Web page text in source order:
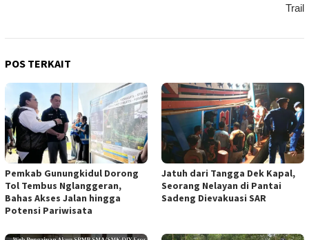
Trail
POS TERKAIT
Pemkab Gunungkidul Dorong
Tol Tembus Nglanggeran,
Bahas Akses Jalan hingga
Potensi Pariwisata
Jatuh dari Tangga Dek Kapal,
Seorang Nelayan di Pantai
Sadeng Dievakuasi SAR